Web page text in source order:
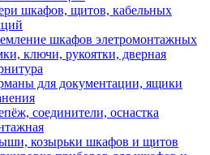
шкафов, щитов, кабельных
шкафов элетромонтажных
ключи, рукоятки, дверная
для документации, ящики
соединители, оснастка
козырьки шкафов и щитов